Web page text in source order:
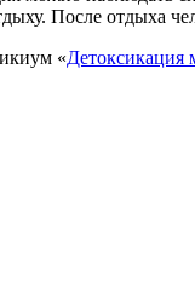
После отдыха
«Детоксикация